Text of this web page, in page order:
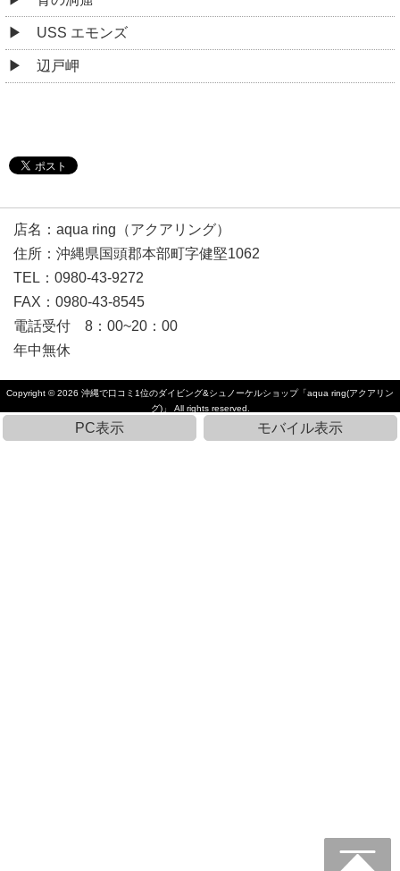
USS エモンズ
辺戸岬
店名：aqua ring（アクアリング）
住所：沖縄県国頭郡本部町字健堅1062
TEL：0980-43-9272
FAX：0980-43-8545
電話受付 8：00~20：00
年中無休
Copyright © 2026 沖縄で口コミ1位のダイビング&シュノーケルショップ「aqua ring(アクアリン
グ)」
All rights reserved.
PC表示 モバイル表示